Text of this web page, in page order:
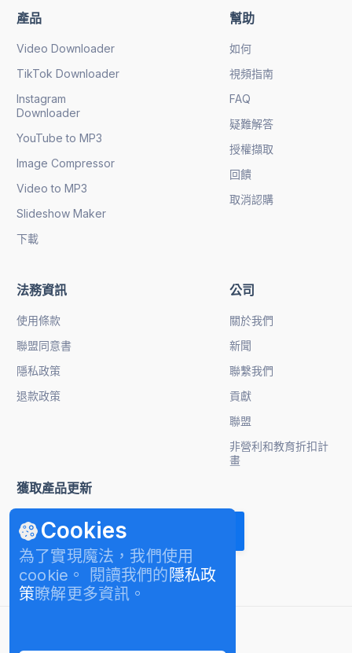
Cookies
為了實現魔法，我們使用
cookie。 閱讀我們的 隱私政
策瞭解更多資訊。
產品
Video Downloader
TikTok Downloader
Instagram
Downloader
YouTube to MP3
Image Compressor
Video to MP3
Slideshow Maker
下載
幫助
如何
視頻指南
FAQ
疑難解答
授權擷取
回饋
取消認購
法務資訊
使用條款
聯盟同意書
隱私政策
退款政策
公司
關於我們
新聞
聯繫我們
貢獻
聯盟
非營利和教育折扣計
畫
獲取產品更新